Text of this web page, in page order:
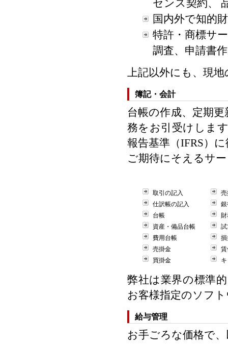
センス契約、
国内外で知的
特許・商標サ
調査、申請書
上記以外にも、現
簿記・会計
台帳の作成、定期
務をお引受けしま
報告基準（IFRS）
ご期待にそえるサ
取引の記入
仕訳帳の記入
台帳
資産・備品台帳
費用台帳
売掛金
買掛金
弊社は業界の標準
お客様指定のソフ
給与管理
お手ごろな価格で